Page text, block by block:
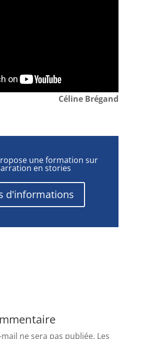
Céline Brégand
une formation sur
en stories
d'informations
ne sera pas publiée. Les